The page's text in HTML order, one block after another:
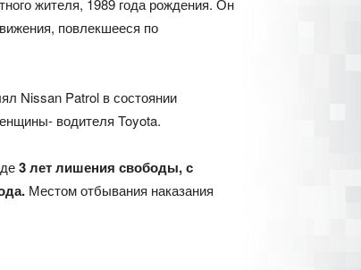
жителя, 1989 года рождения. Он
повлекшееся по
Nissan Patrol в состоянии
водителя Toyota.
3 лет лишения свободы, с
Местом отбывания наказания